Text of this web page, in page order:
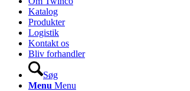
Katalog
Produkter
Logistik
Kontakt os
Bliv forhandler
Søg
Menu Menu